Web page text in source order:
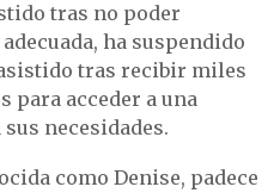
tras no poder
ha suspendido
tras recibir miles
para acceder a una
necesidades.
como Denise, padece